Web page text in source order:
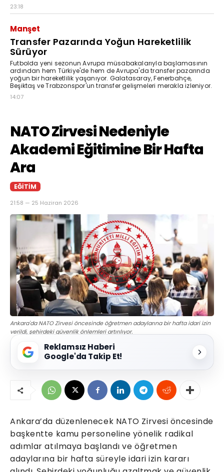
23:18
Manşet
Transfer Pazarında Yoğun Hareketlilik
Sürüyor
Futbolda yeni sezonun Avrupa müsabakalarıyla başlamasının
ardından hem Türkiye'de hem de Avrupa'da transfer pazarında
yoğun bir hareketlilik yaşanıyor. Galatasaray, Fenerbahçe,
Beşiktaş ve Trabzonspor'un transfer gelişmeleri merakla izleniyor.
14:07